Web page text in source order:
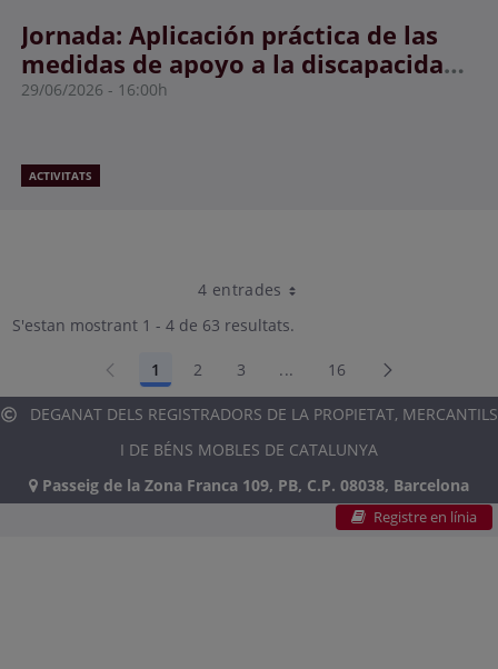
Jornada: Aplicación práctica de las
medidas de apoyo a la discapacidad
y su incidencia registral
29/06/2026 16:00h
ACTIVITATS
4 entradesPer pàgina
S'estan mostrant 1 - 4 de 63 resultats.
Pàgina
1 Pàgina
2 Pàgina
3 ...Pàgines intermèdies
Pàgina
16
DEGANAT DELS REGISTRADORS DE LA PROPIETAT, MERCANTILS
I DE BÉNS MOBLES DE CATALUNYA
Passeig de la Zona Franca 109, PB, C.P. 08038, Barcelona
Registre en línia